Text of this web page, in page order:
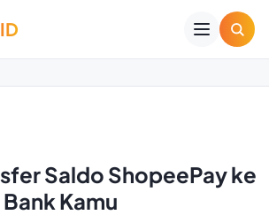
Saldo ShopeePay ke
Kamu